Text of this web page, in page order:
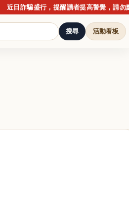
騙盛行，提醒讀者提高警覺，請勿點擊不
搜尋 活動看板